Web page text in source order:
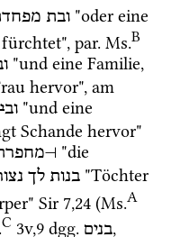
ובת "oder eine
fürchtet", par. Ms.B
"und eine Familie,
hervor", am
ובי
"und eine
Schande hervor"
⊢ "die
בנות לך
"Töchter
Sir 7,24 (Ms.A
C 3v,9 dgg. בנים